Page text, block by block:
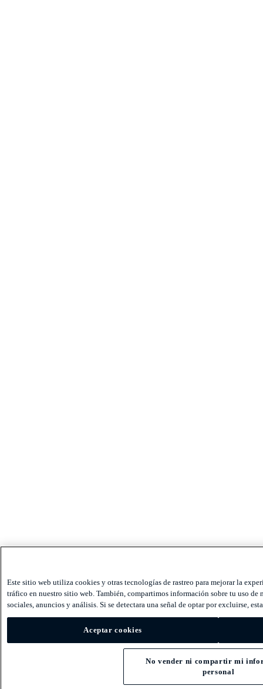
Este sitio web utiliza cookies y otras tecnologías de rastreo para mejorar la
tráfico en nuestro sitio web. También, compartimos información sobre tu uso de
sociales, anuncios y análisis. Si se detectara una señal de optar por excluirse,
Aceptar cookies
No vender ni compartir mi
personal